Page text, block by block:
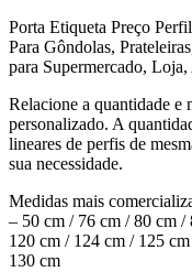
Porta Etiqueta Preço
Para Gôndolas,
para Supermercado,
Relacione a quantidade e
personalizado. A
lineares de perfis de
sua necessidade.
Medidas mais
– 50 cm / 76 cm / 80 cm
120 cm / 124 cm / 125
130 cm